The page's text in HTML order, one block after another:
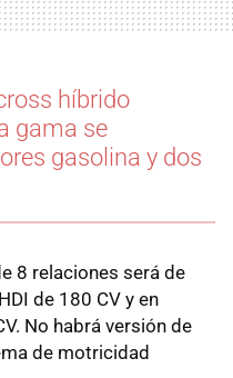
híbrido
gama se
gasolina y dos
8 relaciones será de
de 180 CV y en
No habrá versión de
de motricidad